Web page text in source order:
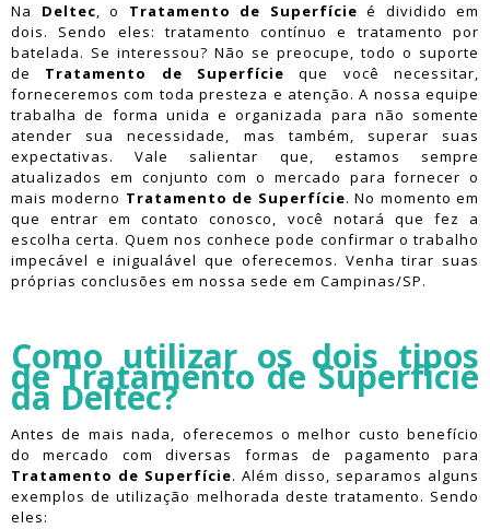
Na Deltec, o Tratamento de Superfície é dividido em
dois. Sendo eles: tratamento contínuo e tratamento por
batelada. Se interessou? Não se preocupe, todo o suporte
de Tratamento de Superfície que você necessitar,
forneceremos com toda presteza e atenção. A nossa equipe
trabalha de forma unida e organizada para não somente
atender sua necessidade, mas também, superar suas
expectativas. Vale salientar que, estamos sempre
atualizados em conjunto com o mercado para fornecer o
mais moderno Tratamento de Superfície. No momento em
que entrar em contato conosco, você notará que fez a
escolha certa. Quem nos conhece pode confirmar o trabalho
impecável e inigualável que oferecemos. Venha tirar suas
próprias conclusões em nossa sede em Campinas/SP.
Como utilizar os dois tipos
de Tratamento de Superfície
da Deltec?
Antes de mais nada, oferecemos o melhor custo benefício
do mercado com diversas formas de pagamento para
Tratamento de Superfície. Além disso, separamos alguns
exemplos de utilização melhorada deste tratamento. Sendo
eles: